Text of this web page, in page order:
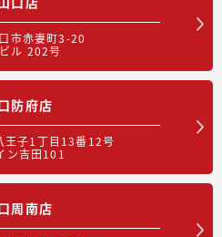
市赤妻町3-20
ル 202号
防府店
王子1丁目13番12号
ン吉田101
周南店